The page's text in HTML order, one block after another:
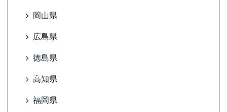
岡山県
広島県
徳島県
高知県
福岡県